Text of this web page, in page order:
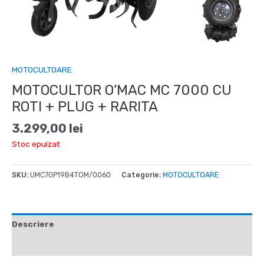
MOTOCULTOARE
MOTOCULTOR O’MAC MC 7000 CU
ROTI + PLUG + RARITA
3.299,00 lei
Stoc epuizat
SKU: UMC70P19B4TOM/0060 Categorie: MOTOCULTOARE
Descriere